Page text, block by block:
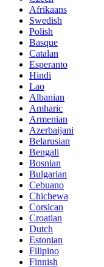
Afrikaans
Swedish
Polish
Basque
Catalan
Esperanto
Hindi
Lao
Albanian
Amharic
Armenian
Azerbaijani
Belarusian
Bengali
Bosnian
Bulgarian
Cebuano
Chichewa
Corsican
Croatian
Dutch
Estonian
Filipino
Finnish